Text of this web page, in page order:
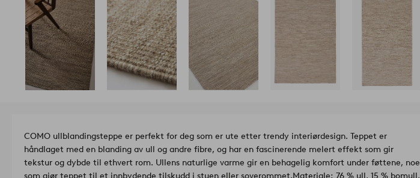
COMO ullblandingsteppe er perfekt for deg som er ute etter trendy interiørdesign. Teppet er
håndlaget med en blanding av ull og andre fibre, og har en fascinerende melert effekt som gir
tekstur og dybde til ethvert rom. Ullens naturlige varme gir en behagelig komfort under føttene, noe
som gjør teppet til et innbydende tilskudd i stuen eller soverommet.Materiale: 76 % ull, 15 % bomull,